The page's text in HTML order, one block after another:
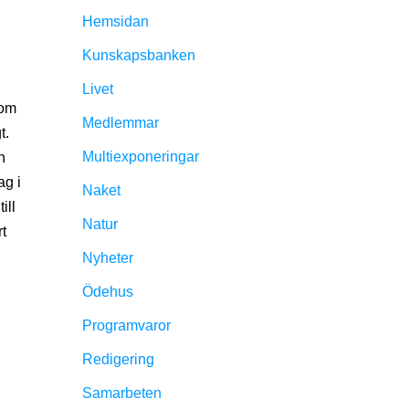
i
Hemsidan
Kunskapsbanken
Livet
Medlemmar
Multiexponeringar
Naket
Natur
Nyheter
Ödehus
Programvaror
Redigering
Samarbeten